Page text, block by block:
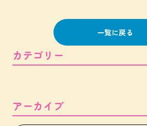
一覧に戻る
カテゴリー
アーカイブ